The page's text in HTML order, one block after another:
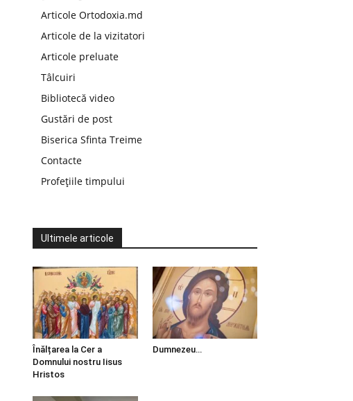
Articole Ortodoxia.md
Articole de la vizitatori
Articole preluate
Tâlcuiri
Bibliotecă video
Gustări de post
Biserica Sfinta Treime
Contacte
Profețiile timpului
Ultimele articole
Înălțarea la Cer a
Domnului nostru Iisus
Hristos
Dumnezeu…